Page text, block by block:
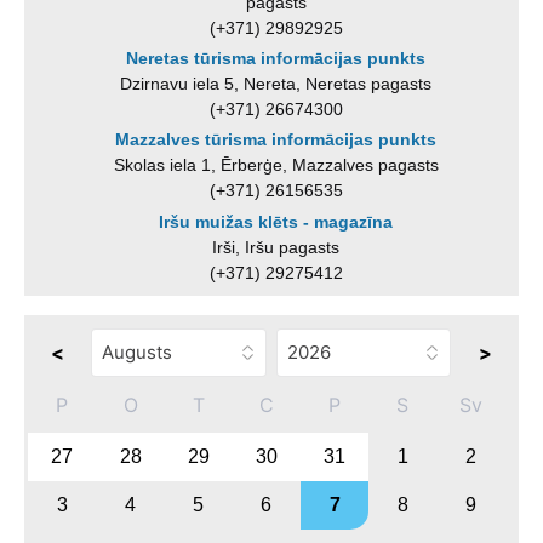
(+371) 29892925
Neretas tūrisma informācijas punkts
Dzirnavu iela 5, Nereta, Neretas pagasts
(+371) 26674300
Mazzalves tūrisma informācijas punkts
Skolas iela 1, Ērberģe, Mazzalves pagasts
(+371) 26156535
Iršu muižas klēts - magazīna
Irši, Iršu pagasts
(+371) 29275412
< >
P O T C P S Sv
27 28 29 30 31 1 2
3 4 5 6 7 8 9